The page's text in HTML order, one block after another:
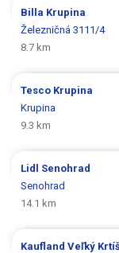
Billa Krupina
Železničná 3111/4
8.7 km
Tesco Krupina
Krupina
9.3 km
Lidl Senohrad
Senohrad
14.1 km
KauflandVeľký